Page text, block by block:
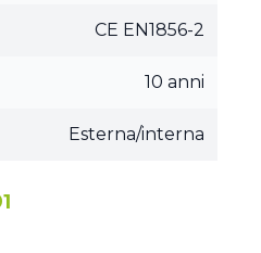
CE EN1856-2
10 anni
Esterna/interna